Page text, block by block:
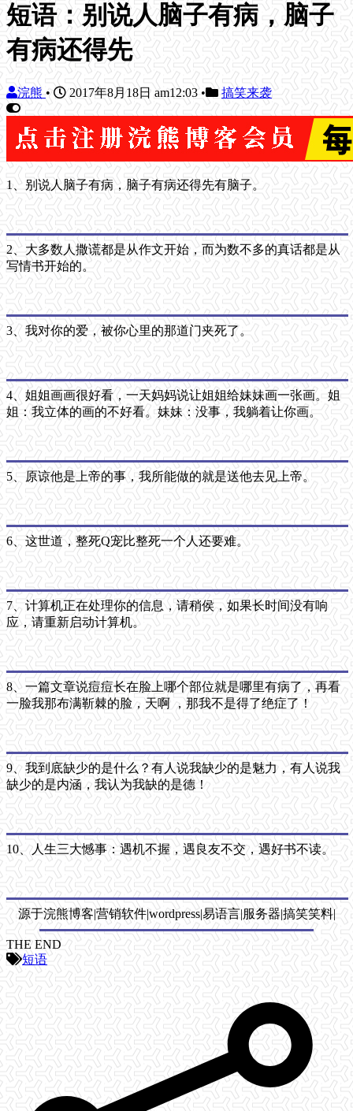
短语：别说人脑子有病，脑子
有病还得先
浣熊 • 2017年8月18日 am12:03 • 搞笑来袭
1、别说人脑子有病，脑子有病还得先有脑子。
2、大多数人撒谎都是从作文开始，而为数不多的真话都是从
写情书开始的。
3、我对你的爱，被你心里的那道门夹死了。
4、姐姐画画很好看，一天妈妈说让姐姐给妹妹画一张画。姐
姐：我立体的画的不好看。妹妹：没事，我躺着让你画。
5、原谅他是上帝的事，我所能做的就是送他去见上帝。
6、这世道，整死Q宠比整死一个人还要难。
7、计算机正在处理你的信息，请稍侯，如果长时间没有响
应，请重新启动计算机。
8、一篇文章说痘痘长在脸上哪个部位就是哪里有病了，再看
一脸我那布满靳棘的脸，天啊 ，那我不是得了绝症了！
9、我到底缺少的是什么？有人说我缺少的是魅力，有人说我
缺少的是内涵，我认为我缺的是德！
10、人生三大憾事：遇机不握，遇良友不交，遇好书不读。
源于浣熊博客|营销软件|wordpress|易语言|服务器|搞笑笑料|
THE END
短语